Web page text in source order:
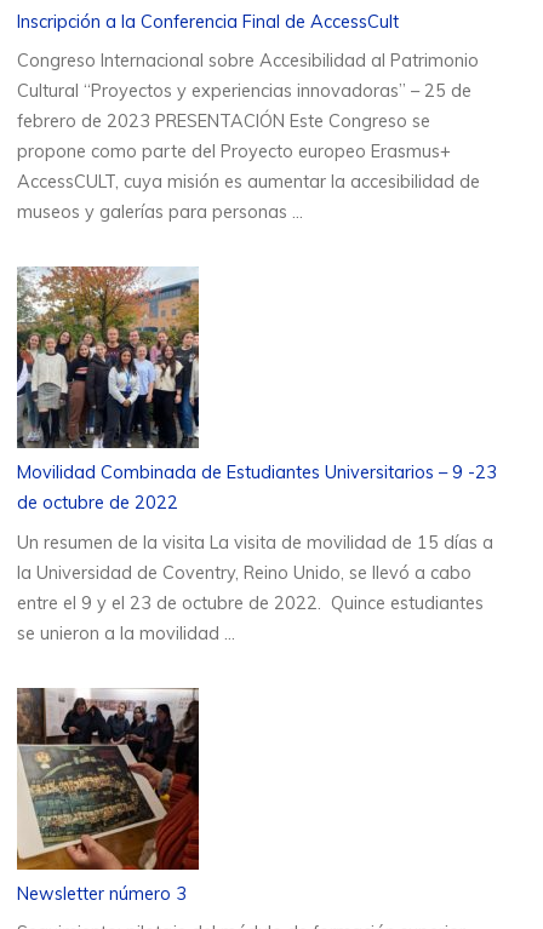
Inscripción a la Conferencia Final de AccessCult
Congreso Internacional sobre Accesibilidad al Patrimonio
Cultural “Proyectos y experiencias innovadoras” – 25 de
febrero de 2023 PRESENTACIÓN Este Congreso se
propone como parte del Proyecto europeo Erasmus+
AccessCULT, cuya misión es aumentar la accesibilidad de
museos y galerías para personas …
Movilidad Combinada de Estudiantes Universitarios – 9 -23
de octubre de 2022
Un resumen de la visita La visita de movilidad de 15 días a
la Universidad de Coventry, Reino Unido, se llevó a cabo
entre el 9 y el 23 de octubre de 2022. Quince estudiantes
se unieron a la movilidad …
Newsletter número 3